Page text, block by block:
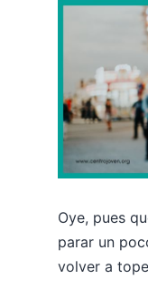
Oye, pues
parar un
volver a